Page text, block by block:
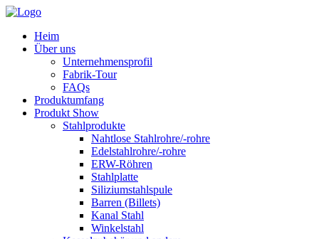
Heim
Über uns
Unternehmensprofil
Fabrik-Tour
FAQs
Produktumfang
Produkt Show
Stahlprodukte
Nahtlose Stahlrohre/-rohre
Edelstahlrohre/-rohre
ERW-Röhren
Stahlplatte
Siliziumstahlspule
Barren (Billets)
Kanal Stahl
Winkelstahl